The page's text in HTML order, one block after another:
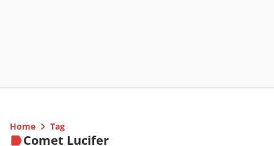
Home Tag
Comet Lucifer